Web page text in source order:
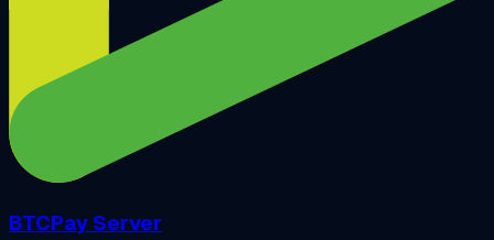
BTCPay Server